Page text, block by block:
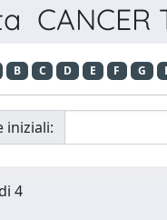
CANCER
B C D E F G
iniziali:
4